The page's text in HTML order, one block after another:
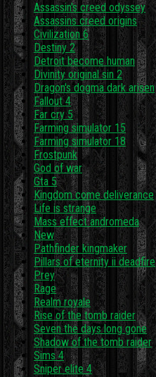
Assassin's creed odyssey
Assassins creed origins
Civilization 6
Destiny 2
Detroit become human
Divinity original sin 2
Dragon's dogma dark arisen
Fallout 4
Far cry 5
Farming simulator 15
Farming simulator 18
Frostpunk
God of war
Gta 5
Kingdom come deliverance
Life is strange
Mass effect andromeda
New
Pathfinder kingmaker
Pillars of eternity ii deadfire
Prey
Rage
Realm royale
Rise of the tomb raider
Seven the days long gone
Shadow of the tomb raider
Sims 4
Sniper elite 4